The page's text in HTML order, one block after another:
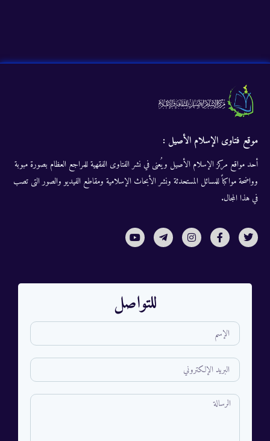
موقع فتاوى الإسلام الأصيل :
أحد مواقع مركز الإسلام الأصيل ويُعنى في نشر الفتاوى الفقهية للمراجع العظام بصورة مبوبة
وواضحة مواكباً للمسائل المستحدثة ونشر الأبحاث الإسلامية ومقاطع الفيديو والصور التى تصب
في هذا المجال.
للتواصل